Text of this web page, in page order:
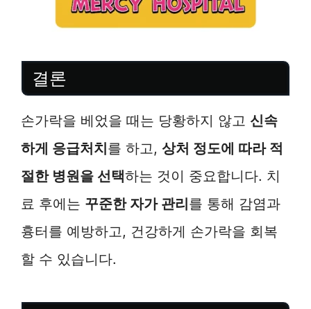
결론
손가락을 베었을 때는 당황하지 않고 신속
하게 응급처치를 하고, 상처 정도에 따라 적
절한 병원을 선택하는 것이 중요합니다. 치
료 후에는 꾸준한 자가 관리를 통해 감염과
흉터를 예방하고, 건강하게 손가락을 회복
할 수 있습니다.